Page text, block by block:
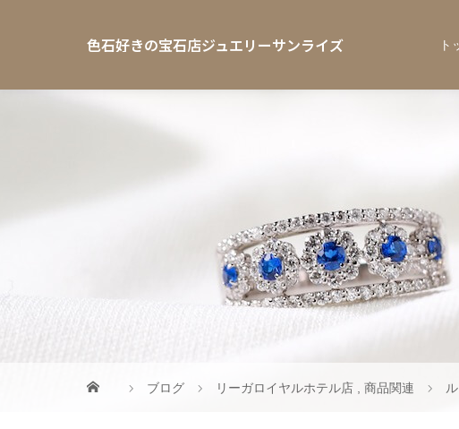
色石好きの宝石店ジュエリーサンライズ ト
ブログ リーガロイヤルホテル店 商品関連